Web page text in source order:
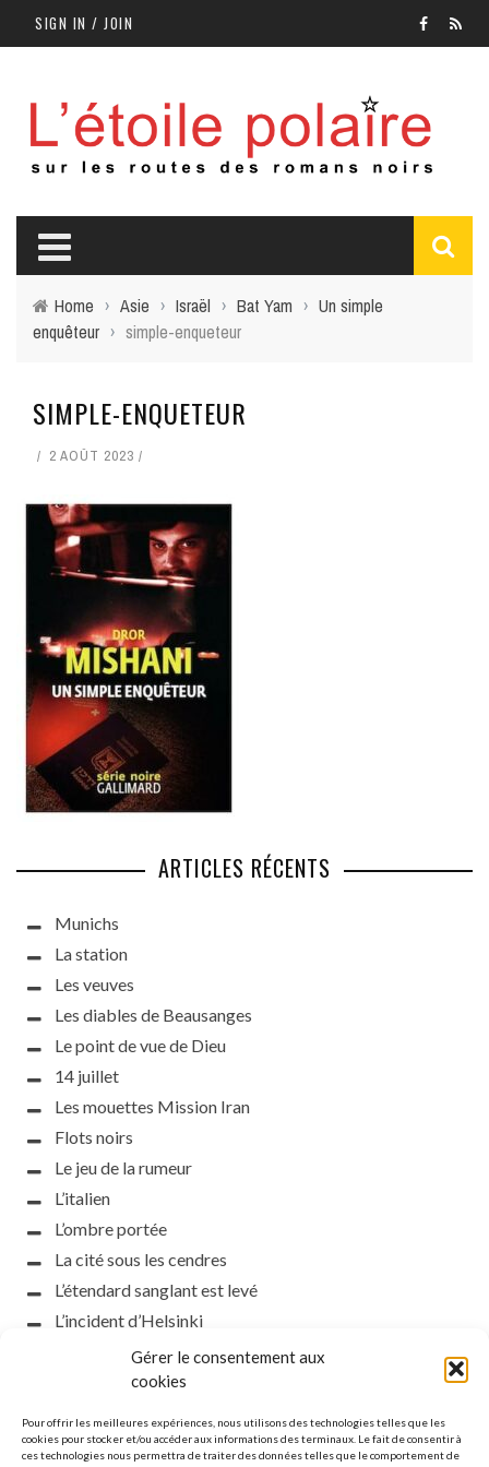
Gérer le consentement aux
cookies
Pour offrir les meilleures expériences, nous utilisons des technologies telles que les
cookies pour stocker et/ou accéder aux informations des terminaux. Le fait de consentir à
ces technologies nous permettra de traiter des données telles que le comportement de
SIGN IN / JOIN
Home › Asie › Israël › Bat Yam › Un simple
enquêteur › simple-enqueteur
SIMPLE-ENQUETEUR
2 AOÛT 2023
ARTICLES RÉCENTS
Munichs
La station
Les veuves
Les diables de Beausanges
Le point de vue de Dieu
14 juillet
Les mouettes Mission Iran
Flots noirs
Le jeu de la rumeur
L’italien
L’ombre portée
La cité sous les cendres
L’étendard sanglant est levé
L’incident d’Helsinki
la petite fasciste
Toutes les nuances de la nuit
Que s’obscurcissent le soleil et la lumière